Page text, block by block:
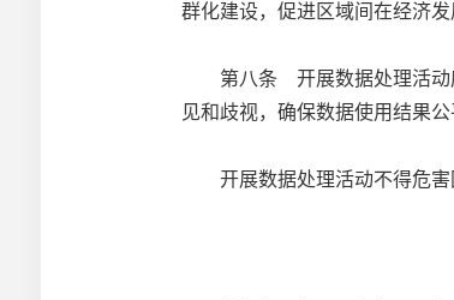
群化建设，促进区域间在经济
第八条 开展数据处理活动应
见和歧视，确保数据使用结果公
开展数据处理活动不得危害